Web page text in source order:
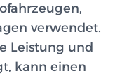
verwendet.
Leistung und
kann einen